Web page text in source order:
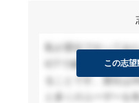
ーションを提供し、
やIoT・AIを活用した
ることで、地域のデ
して暮らせる社会の
私が貴社でやってみ
ICTで緩和し、より
ることです。貴社は
と多くのユーザーを
この志望